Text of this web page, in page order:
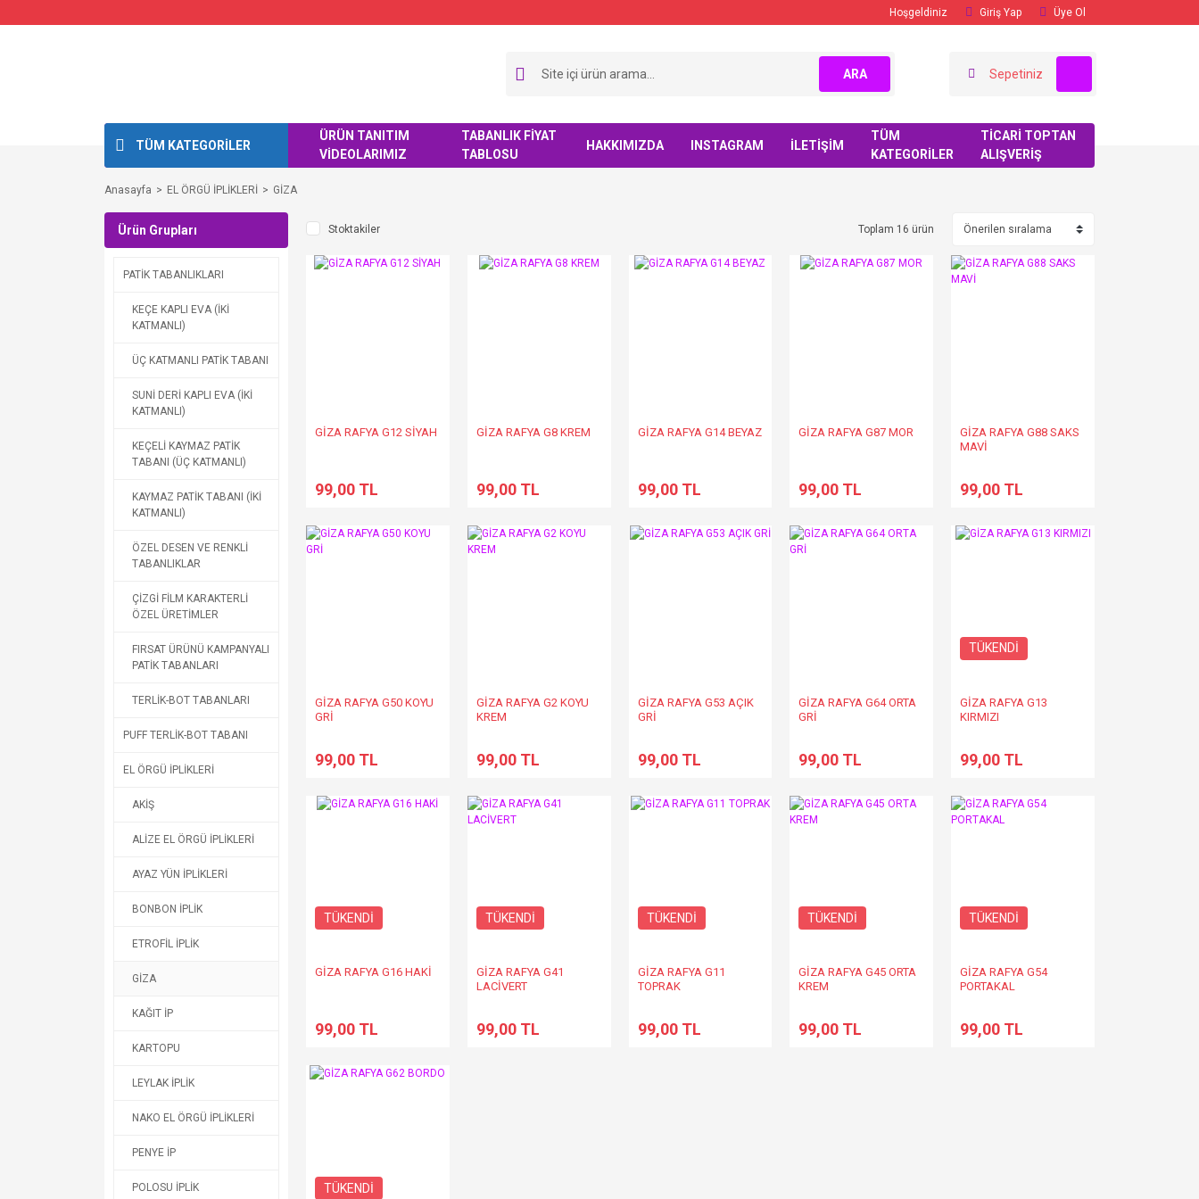
Hoşgeldiniz Giriş Yap Üye Ol
ARA Sepetiniz
TÜM KATEGORİLER
ÜRÜN TANITIM
VİDEOLARIMIZ
TABANLIK FİYAT
TABLOSU
HAKKIMIZDA INSTAGRAM İLETİŞİM
TÜM
KATEGORİLER
TİCARİ TOPTAN
ALIŞVERİŞ
Anasayfa EL ÖRGÜ İPLİKLERİ GİZA
Ürün Grupları
PATİK TABANLIKLARI
KEÇE KAPLI EVA (İKİ
KATMANLI)
ÜÇ KATMANLI PATİK TABANI
SUNİ DERİ KAPLI EVA (İKİ
KATMANLI)
KEÇELİ KAYMAZ PATİK
TABANI (ÜÇ KATMANLI)
KAYMAZ PATİK TABANI (İKİ
KATMANLI)
ÖZEL DESEN VE RENKLİ
TABANLIKLAR
ÇİZGİ FİLM KARAKTERLİ
ÖZEL ÜRETİMLER
FIRSAT ÜRÜNÜ KAMPANYALI
PATİK TABANLARI
TERLİK-BOT TABANLARI
PUFF TERLİK-BOT TABANI
EL ÖRGÜ İPLİKLERİ
AKİŞ
ALİZE EL ÖRGÜ İPLİKLERİ
AYAZ YÜN İPLİKLERİ
BONBON İPLİK
ETROFİL İPLİK
GİZA
KAĞIT İP
KARTOPU
LEYLAK İPLİK
NAKO EL ÖRGÜ İPLİKLERİ
PENYE İP
POLOSU İPLİK
Stoktakiler Toplam 16 ürün
GİZA RAFYA G12 SİYAH
99,00 TL
GİZA RAFYA G8 KREM
99,00 TL
GİZA RAFYA G14 BEYAZ
99,00 TL
GİZA RAFYA G87 MOR
99,00 TL
GİZA RAFYA G88 SAKS
MAVİ
99,00 TL
GİZA RAFYA G50 KOYU
GRİ
99,00 TL
GİZA RAFYA G2 KOYU
KREM
99,00 TL
GİZA RAFYA G53 AÇIK
GRİ
99,00 TL
GİZA RAFYA G64 ORTA
GRİ
99,00 TL
TÜKENDİ
GİZA RAFYA G13
KIRMIZI
99,00 TL
TÜKENDİ
GİZA RAFYA G16 HAKİ
99,00 TL
TÜKENDİ
GİZA RAFYA G41
LACİVERT
99,00 TL
TÜKENDİ
GİZA RAFYA G11
TOPRAK
99,00 TL
TÜKENDİ
GİZA RAFYA G45 ORTA
KREM
99,00 TL
TÜKENDİ
GİZA RAFYA G54
PORTAKAL
99,00 TL
TÜKENDİ